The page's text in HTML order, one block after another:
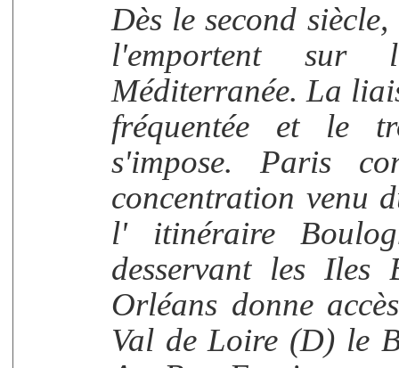
Dès le second
l'emportent sur
Méditerranée. La
fréquentée et le
s'impose. Paris
concentration venu
l' itinéraire
desservant les Iles
Orléans donne
Val de Loire (D) le